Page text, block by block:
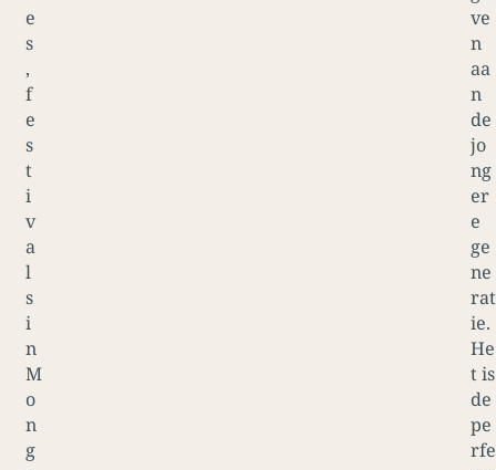
e
s
,
f
e
s
t
i
v
a
l
s
i
n
M
o
n
g
ve
n
aa
n
de
jo
ng
er
e
ge
ne
rat
ie.
He
t is
de
pe
rfe